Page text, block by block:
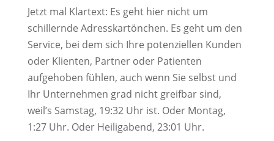
Jetzt mal Klartext: Es geht hier nicht um
schillernde Adresskartönchen. Es geht um den
Service, bei dem sich Ihre potenziellen Kunden
oder Klienten, Partner oder Patienten
aufgehoben fühlen, auch wenn Sie selbst und
Ihr Unternehmen grad nicht greifbar sind,
weil’s Samstag, 19:32 Uhr ist. Oder Montag,
1:27 Uhr. Oder Heiligabend, 23:01 Uhr.